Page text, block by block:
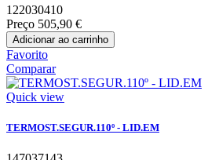
122030410
Preço 505,90 €
Adicionar ao carrinho
Favorito
Comparar
Quick view
TERMOST.SEGUR.110º - LID.EM